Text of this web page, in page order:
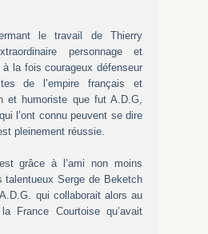
le travail de Thierry
personnage et
à la fois courageux défenseur
de l’empire français et
et humoriste que fut A.D.G,
l’ont connu peuvent se dire
pleinement réussie.
grâce à l’ami non moins
talentueux Serge de Beketch
qui collaborait alors au
France Courtoise qu’avait